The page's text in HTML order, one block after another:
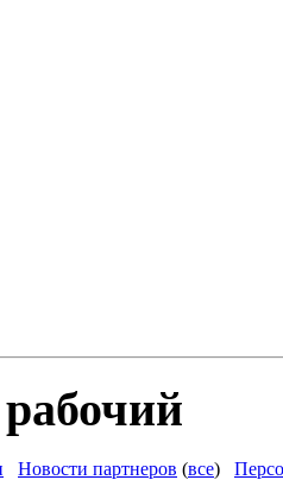
Новости партнеров (все)